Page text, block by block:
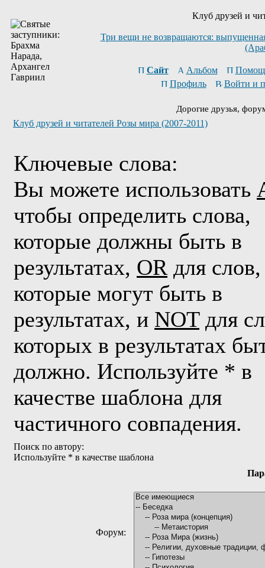
Клуб друзей и
Три вещи не возвращаются:
Сайт Альбом
Профиль
Войти и
Дорогие друзья,
Клуб друзей и читателей Розы мира (2007-2011)
Ключевые слова:
Вы можете использовать
чтобы определить слова,
которые должны быть в
результатах, OR для слов,
которые могут быть в
результатах, и NOTдля
которых в результатах
должно. Используйте * в
качестве шаблона для
частичного совпадения.
Поиск по автору:
Используйте * в качестве шаблона
Форум: